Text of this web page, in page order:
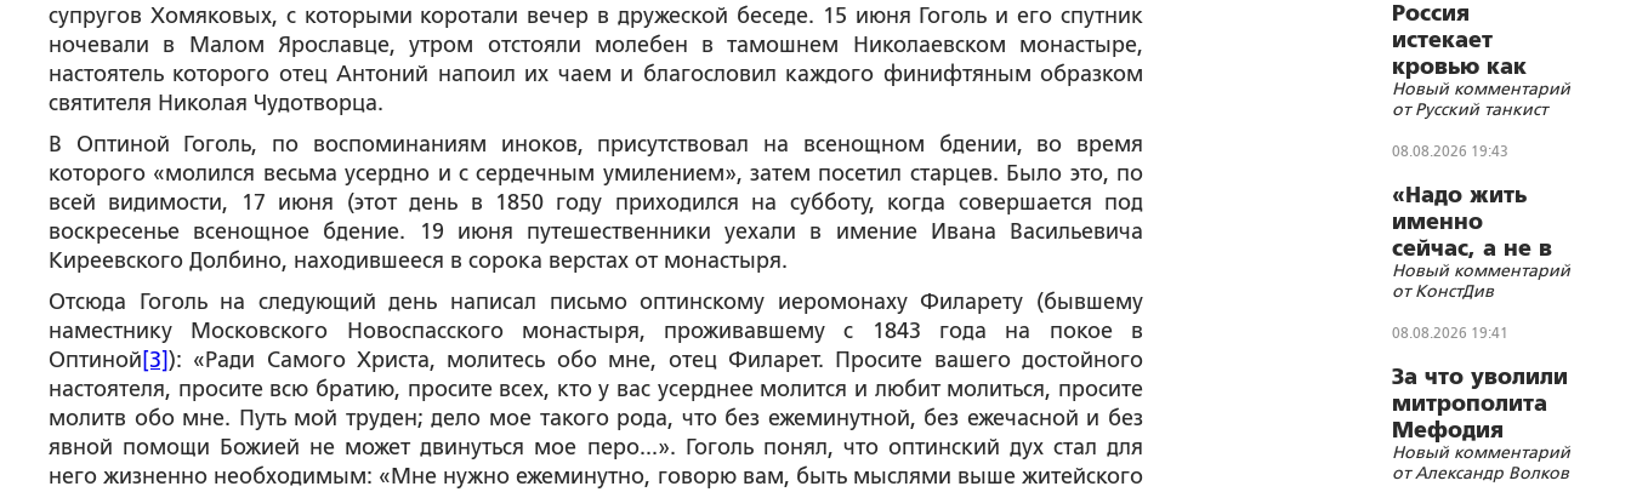
супругов Хомяковых, с которыми коротали вечер в дружеской беседе. 15 июня Гоголь и его спутник
ночевали в Малом Ярославце, утром отстояли молебен в тамошнем Николаевском монастыре,
настоятель которого отец Антоний напоил их чаем и благословил каждого финифтяным образком
святителя Николая Чудотворца.
В Оптиной Гоголь, по воспоминаниям иноков, присутствовал на всенощном бдении, во время
которого «молился весьма усердно и с сердечным умилением», затем посетил старцев. Было это, по
всей видимости, 17 июня (этот день в 1850 году приходился на субботу, когда совершается под
воскресенье всенощное бдение. 19 июня путешественники уехали в имение Ивана Васильевича
Киреевского Долбино, находившееся в сорока верстах от монастыря.
Отсюда Гоголь на следующий день написал письмо оптинскому иеромонаху Филарету (бывшему
наместнику Московского Новоспасского монастыря, проживавшему с 1843 года на покое в
Оптиной [3] ): «Ради Самого Христа, молитесь обо мне, отец Филарет. Просите вашего достойного
настоятеля, просите всю братию, просите всех, кто у вас усерднее молится и любит молиться, просите
молитв обо мне. Путь мой труден; дело мое такого рода, что без ежеминутной, без ежечасной и без
явной помощи Божией не может двинуться мое перо...». Гоголь понял, что оптинский дух стал для
него жизненно необходимым: «Мне нужно ежеминутно, говорю вам, быть мыслями выше житейского
Россия
истекает
кровью как
жертвенное
животное?
Новый комментарий
от Русский танкист
08.08.2026 19:43
«Надо жить
именно
сейчас, а не в
будущем,
которое ещё
не настало»
Новый комментарий
от КонстДив
08.08.2026 19:41
За что уволили
митрополита
Мефодия
(Немцова)?
Новый комментарий
от Александр Волков